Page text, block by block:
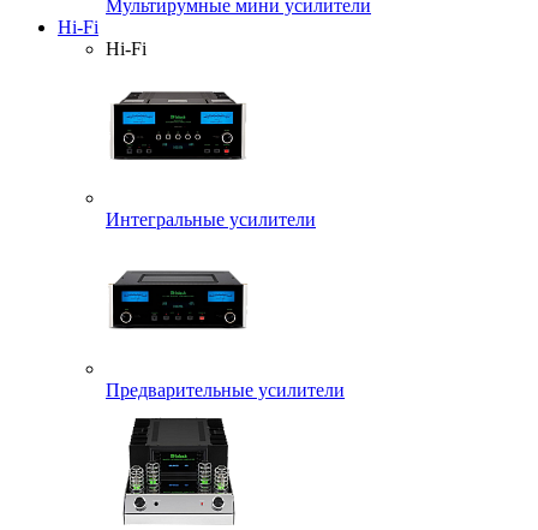
Мультирумные мини усилители
Hi-Fi
Hi-Fi
Интегральные усилители
Предварительные усилители